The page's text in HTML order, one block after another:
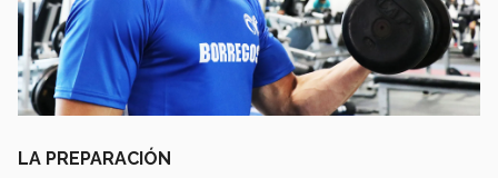
LA PREPARACIÓN